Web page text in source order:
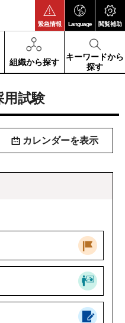
緊急情報 Language 閲覧補助
組織から探す
キーワードから
探す
用試験
カレンダーを表示